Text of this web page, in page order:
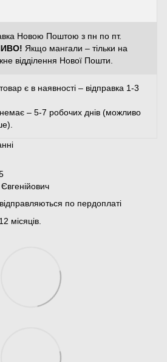
Новою Поштою з пн по пт.
Якщо мангали – тільки на
відділення Нової Пошти.
є в наявності – відправка 1-3
– 5-7 робочих днів (можливо
по пердоплаті
місяців.